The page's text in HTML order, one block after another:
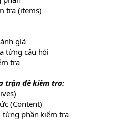
tra (items)
giá
từng câu hỏi
tra
trận đề kiểm tra:
(Content)
từng phần kiểm tra